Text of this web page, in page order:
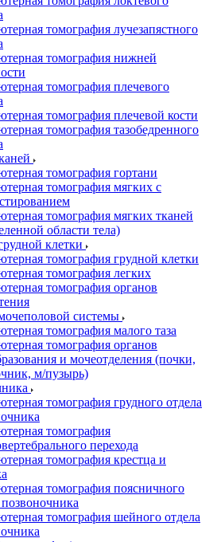
томография лучезапястного
томография нижней
томография плечевого
томография плечевой кости
томография тазобедренного
томография гортани
томография мягких с
томография мягких тканей
области тела)
клетки
томография грудной клетки
томография легких
томография органов
системы
томография малого таза
томография органов
и мочеотделения (почки,
м/пузырь)
томография грудного отдела
томография
перехода
томография крестца и
томография поясничного
позвоночника
томография шейного отдела